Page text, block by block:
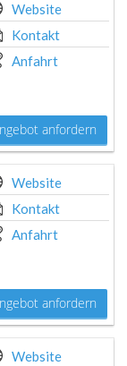
Website
Kontakt
Anfahrt
anfordern
Website
Kontakt
Anfahrt
anfordern
Website